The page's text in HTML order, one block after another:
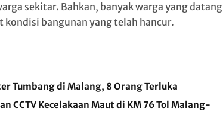
sekitar. Bahkan, banyak warga yang datang
kondisi bangunan yang telah hancur.
Tumbang di Malang, 8 Orang Terluka
CCTV Kecelakaan Maut di KM 76 Tol Malang-